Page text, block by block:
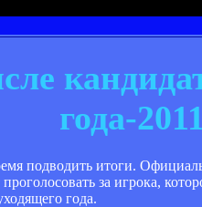
года-
подводить итоги.
за игрока,
года.